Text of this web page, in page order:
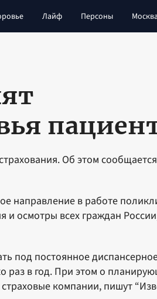
Лайф Персоны Москва
Об этом
направление в работе
и осмотры всех граждан
под постоянное
раз в год. При этом о
компании, пишут